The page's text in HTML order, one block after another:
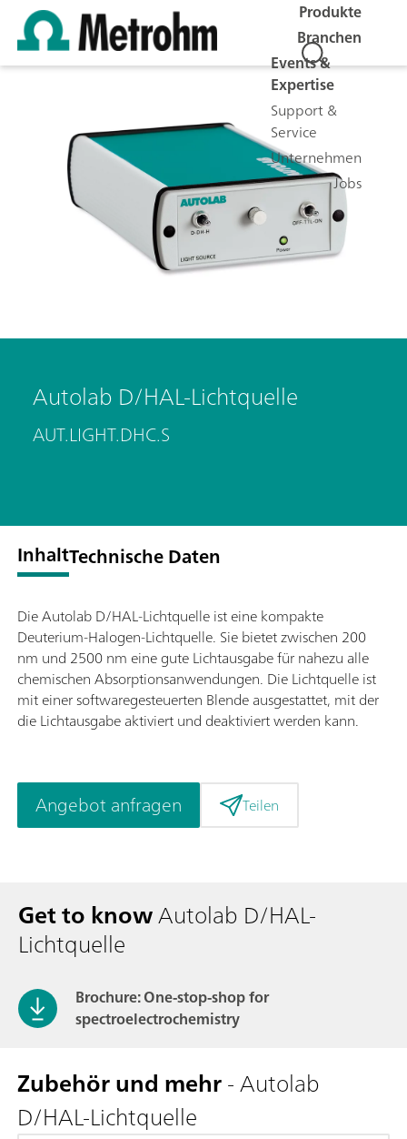
Produkte
Branchen
Events &
Expertise
Support &
Service
Unternehmen
Jobs
Autolab D/HAL-Lichtquelle
AUT.LIGHT.DHC.S
InhaltTechnische Daten
Die Autolab D/HAL-Lichtquelle ist eine kompakte
Deuterium-Halogen-Lichtquelle. Sie bietet zwischen 200
nm und 2500 nm eine gute Lichtausgabe für nahezu alle
chemischen Absorptionsanwendungen. Die Lichtquelle ist
mit einer softwaregesteuerten Blende ausgestattet, mit der
die Lichtausgabe aktiviert und deaktiviert werden kann.
Angebot anfragen Teilen
Get to knowAutolab D/HAL-
Lichtquelle
Brochure: One-stop-shop for
spectroelectrochemistry
Zubehör und mehr- Autolab
D/HAL-Lichtquelle